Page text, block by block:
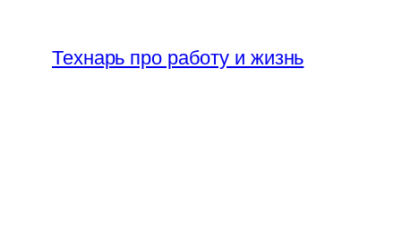
содержимому
Технарь про работу и жизнь